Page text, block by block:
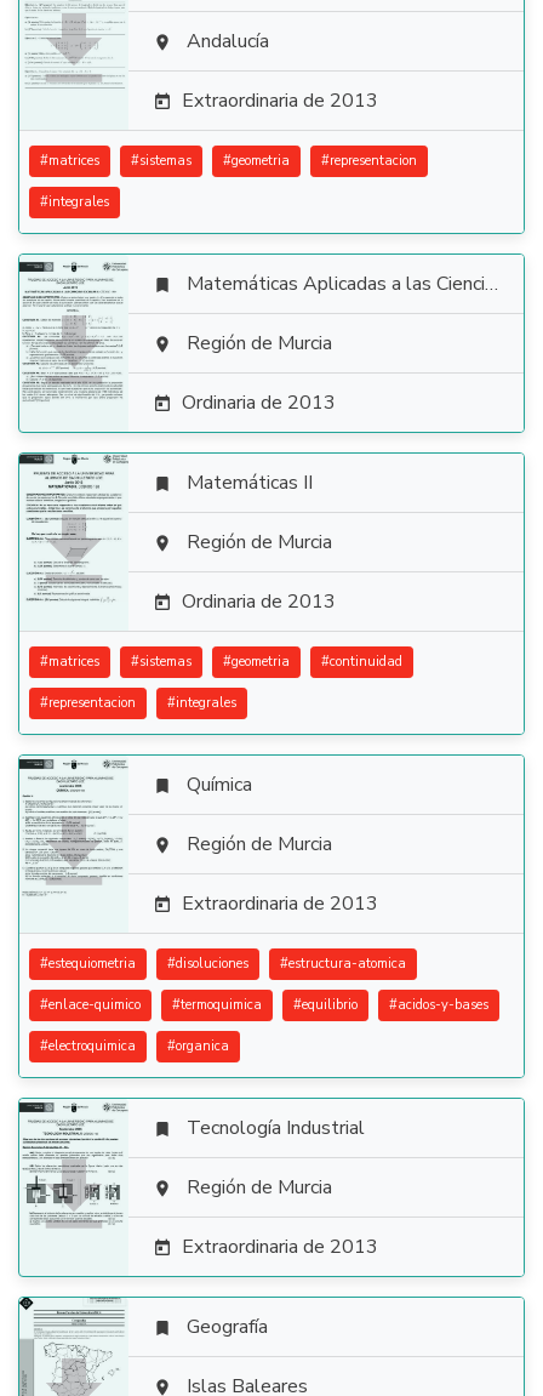
  Andalucía
 Extraordinaria de 2013
#matrices #sistemas #geometria #representacion
#integrales

 Matemáticas Aplicadas a las Ciencias Sociales
 Región de Murcia
 Ordinaria de 2013

 Matemáticas II
 Región de Murcia
 Ordinaria de 2013
#matrices #sistemas #geometria #continuidad
#representacion #integrales

 Química
 Región de Murcia
 Extraordinaria de 2013
#estequiometria #disoluciones #estructura-atomica
#enlace-quimico #termoquimica #equilibrio #acidos-y-bases
#electroquimica #organica

 Tecnología Industrial
 Región de Murcia
 Extraordinaria de 2013
 Geografía
 Islas Baleares